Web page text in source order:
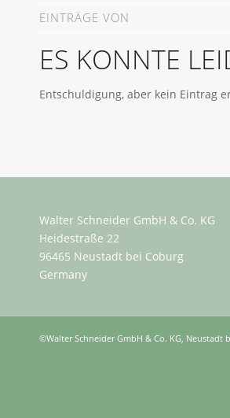
EINTRÄGE VON
ES KONNTE
Entschuldigung, aber kein Eintrag
Walter Schneider GmbH & Co. KG
Heidestraße 22
96465 Neustadt bei Coburg
Germany
©Walter Schneider GmbH & Co. KG,